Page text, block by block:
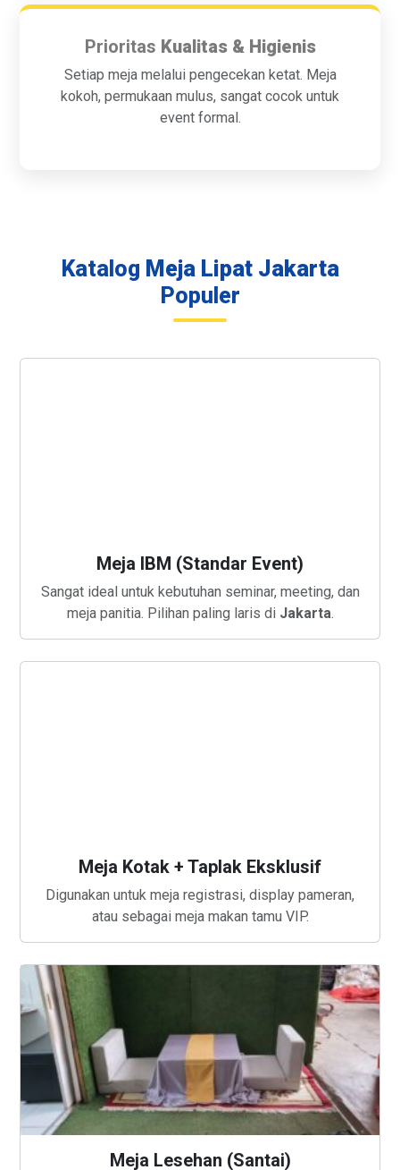
Prioritas Kualitas & Higienis
Setiap meja melalui pengecekan ketat. Meja
kokoh, permukaan mulus, sangat cocok untuk
event formal.
Katalog Meja Lipat Jakarta
Populer
Meja Kotak + Taplak Eksklusif
Digunakan untuk meja registrasi, display pameran,
atau sebagai meja makan tamu VIP.